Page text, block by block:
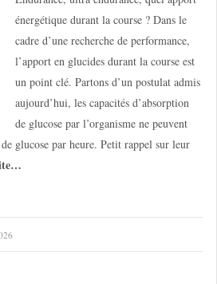
énergétique durant la course ? Dans le
cadre d’une recherche de performance,
l’apport en glucides durant la course est
un point clé. Partons d’un postulat admis
aujourd’hui, les capacités d’absorption
de glucose par l’organisme ne peuvent
glucose par heure. Petit rappel sur leur